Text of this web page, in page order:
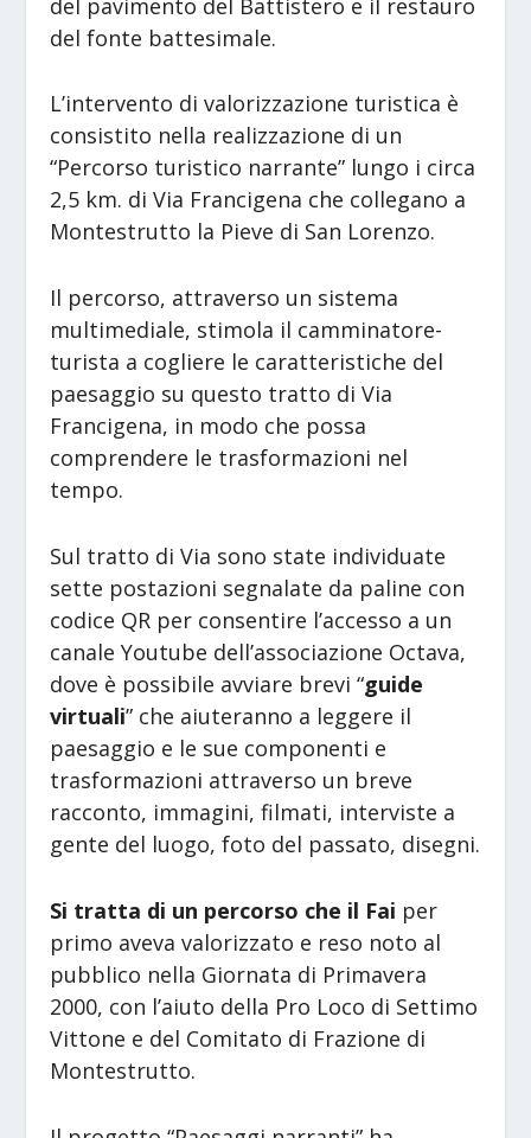
del fonte battesimale.
L’intervento di valorizzazione turistica è
consistito nella realizzazione di un
“Percorso turistico narrante” lungo i circa
2,5 km. di Via Francigena che collegano a
Montestrutto la Pieve di San Lorenzo.
Il percorso, attraverso un sistema
multimediale, stimola il camminatore-
turista a cogliere le caratteristiche del
paesaggio su questo tratto di Via
Francigena, in modo che possa
comprendere le trasformazioni nel
tempo.
Sul tratto di Via sono state individuate
sette postazioni segnalate da paline con
codice QR per consentire l’accesso a un
canale Youtube dell’associazione Octava,
dove è possibile avviare brevi “guide
virtuali” che aiuteranno a leggere il
paesaggio e le sue componenti e
trasformazioni attraverso un breve
racconto, immagini, filmati, interviste a
gente del luogo, foto del passato, disegni.
Si tratta di un percorso che il Fai per
primo aveva valorizzato e reso noto al
pubblico nella Giornata di Primavera
2000, con l’aiuto della Pro Loco di Settimo
Vittone e del Comitato di Frazione di
Montestrutto.